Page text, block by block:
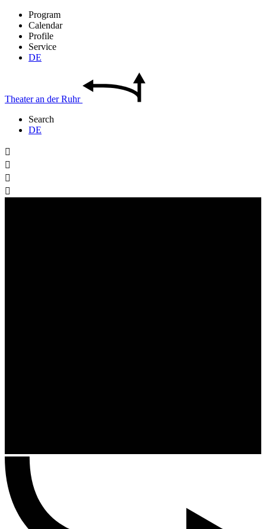
Program
Calendar
Profile
Service
DE
Theateran derRuhr
Search
DE



